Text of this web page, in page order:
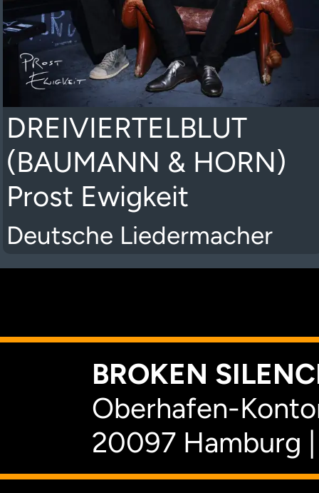
DREIVIERTELBLUT
(BAUMANN & HORN)
Prost Ewigkeit
Deutsche Liedermacher
BROKEN
Oberhafen-
20097 Hamburg